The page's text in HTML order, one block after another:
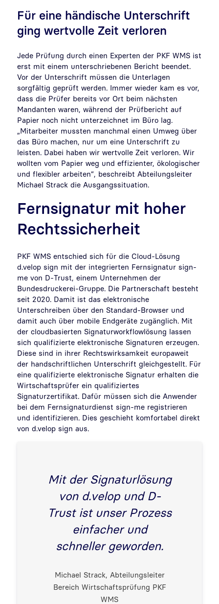
Für eine händische Unterschrift
ging wertvolle Zeit verloren
Jede Prüfung durch einen Experten der PKF WMS ist
erst mit einem unterschriebenen Bericht beendet.
Vor der Unterschrift müssen die Unterlagen
sorgfältig geprüft werden. Immer wieder kam es vor,
dass die Prüfer bereits vor Ort beim nächsten
Mandanten waren, während der Prüfbericht auf
Papier noch nicht unterzeichnet im Büro lag.
„Mitarbeiter mussten manchmal einen Umweg über
das Büro machen, nur um eine Unterschrift zu
leisten. Dabei haben wir wertvolle Zeit verloren. Wir
wollten vom Papier weg und effizienter, ökologischer
und flexibler arbeiten“, beschreibt Abteilungsleiter
Michael Strack die Ausgangssituation.
Fernsignatur mit hoher
Rechtssicherheit
PKF WMS entschied sich für die Cloud-Lösung
d.velop sign mit der integrierten Fernsignatur sign-
me von D-Trust, einem Unternehmen der
Bundesdruckerei-Gruppe. Die Partnerschaft besteht
seit 2020. Damit ist das elektronische
Unterschreiben über den Standard-Browser und
damit auch über mobile Endgeräte zugänglich. Mit
der cloudbasierten Signaturworkflowlösung lassen
sich qualifizierte elektronische Signaturen erzeugen.
Diese sind in ihrer Rechtswirksamkeit europaweit
der handschriftlichen Unterschrift gleichgestellt. Für
eine qualifizierte elektronische Signatur erhalten die
Wirtschaftsprüfer ein qualifiziertes
Signaturzertifikat. Dafür müssen sich die Anwender
bei dem Fernsignaturdienst sign-me registrieren
und identifizieren. Dies geschieht komfortabel direkt
von d.velop sign aus.
Mit der Signaturlösung
von d.velop und D-
Trust ist unser Prozess
einfacher und
schneller geworden.
Michael Strack, Abteilungsleiter
Bereich Wirtschaftsprüfung PKF
WMS